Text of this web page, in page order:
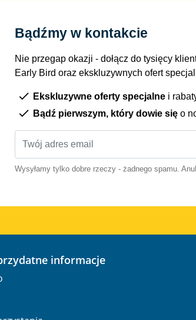
Bądźmy w kontakcie
Nie przegap okazji - dołącz do tysięcy
Early Bird oraz ekskluzywnych ofert
Ekskluzywne oferty specjalne i
Bądź pierwszym, który dowie się o
Wysyłamy tylko dobre rzeczy - żadnego spamu.
informacje